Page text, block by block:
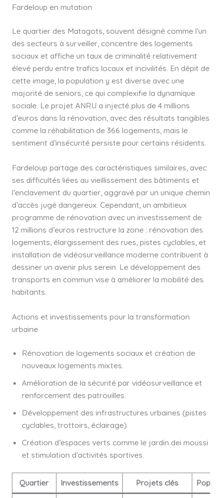
Fardeloup en mutation
Le quartier des Matagots, souvent désigné comme l’un
des secteurs à surveiller, concentre des logements
sociaux et affiche un taux de criminalité relativement
élevé perdu entre trafics locaux et incivilités. En dépit de
cette image, la population y est diverse avec une
majorité de seniors, ce qui complexifie la dynamique
sociale. Le projet ANRU a injecté plus de 4 millions
d’euros dans la rénovation, avec des résultats tangibles
comme la réhabilitation de 366 logements, mais le
sentiment d’insécurité persiste pour certains résidents.
Fardeloup partage des caractéristiques similaires, avec
ses difficultés liées au vieillissement des bâtiments et
l’enclavement du quartier, aggravé par un unique chemin
d’accès jugé dangereux. Cependant, un ambitieux
programme de rénovation avec un investissement de
12 millions d’euros restructure la zone : rénovation des
logements, élargissement des rues, pistes cyclables, et
installation de vidéosurveillance moderne contribuent à
dessiner un avenir plus serein. Le développement des
transports en commun vise à améliorer la mobilité des
habitants.
Actions et investissements pour la transformation
urbaine
Rénovation de logements sociaux et création de
nouveaux logements mixtes.
Amélioration de la sécurité par vidéosurveillance et
renforcement des patrouilles.
Développement des infrastructures urbaines (pistes
cyclables, trottoirs, éclairage).
Création d’espaces verts comme le jardin dei moussi
et stimulation d’activités sportives.
Quartier Investissements Projets clés